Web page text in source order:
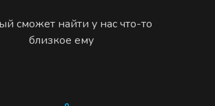
сможет найти у нас что-то
близкое ему